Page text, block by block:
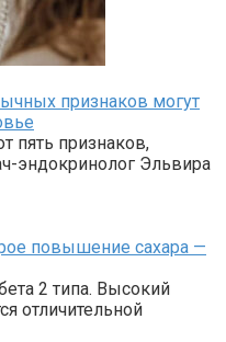
признаков могут
пять признаков,
эндокринолог Эльвира
повышение сахара —
2 типа. Высокий
отличительной